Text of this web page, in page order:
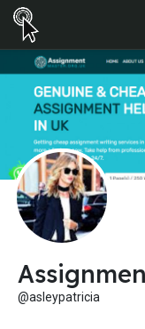
@asleypatricia